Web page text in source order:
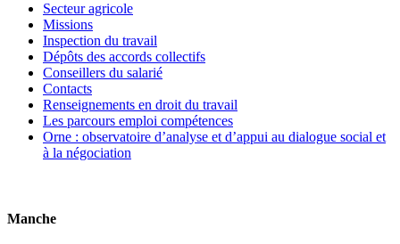
Secteur agricole
Missions
Inspection du travail
Dépôts des accords collectifs
Conseillers du salarié
Contacts
Renseignements en droit du travail
Les parcours emploi compétences
Orne : observatoire d’analyse et d’appui au dialogue social et
à la négociation
Manche